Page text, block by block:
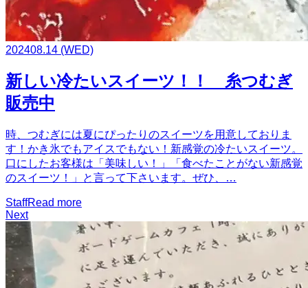
202408.14 (WED)
新しい冷たいスイーツ！！ 糸つむぎ
販売中
時、つむぎには夏にぴったりのスイーツを用意しておりま
す！かき氷でもアイスでもない！新感覚の冷たいスイーツ。
口にしたお客様は「美味しい！」「食べたことがない新感覚
のスイーツ！」と言って下さいます。ぜひ、…
StaffRead more
Next